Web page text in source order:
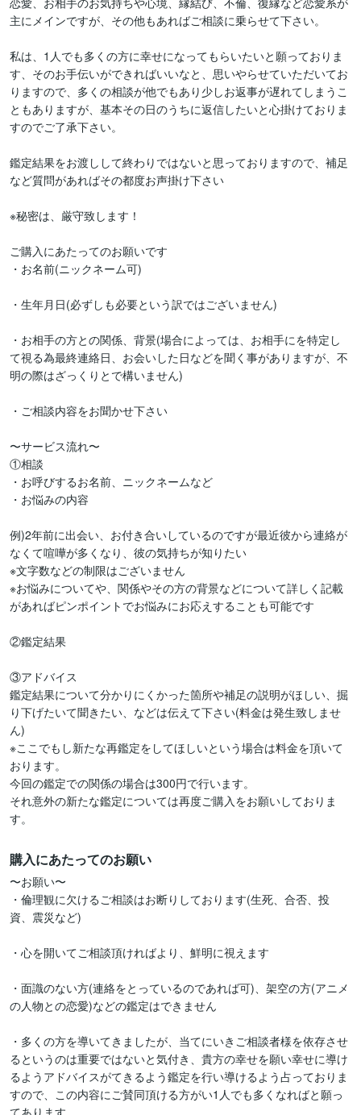
主にメインですが、その他もあればご相談に乗らせて下さい。
私は、1人でも多くの方に幸せになってもらいたいと願っておりま
す、そのお手伝いができればいいなと、思いやらせていただいてお
りますので、多くの相談が他でもあり少しお返事が遅れてしまうこ
ともありますが、基本その日のうちに返信したいと心掛けておりま
すのでご了承下さい。
鑑定結果をお渡しして終わりではないと思っておりますので、補足
など質問があればその都度お声掛け下さい
※秘密は、厳守致します！
ご購入にあたってのお願いです
・お名前(ニックネーム可)
・生年月日(必ずしも必要という訳ではございません)
・お相手の方との関係、背景(場合によっては、お相手にを特定し
て視る為最終連絡日、お会いした日などを聞く事がありますが、不
明の際はざっくりとで構いません)
・ご相談内容をお聞かせ下さい
〜サービス流れ〜
①相談
・お呼びするお名前、ニックネームなど
・お悩みの内容
例)2年前に出会い、お付き合いしているのですが最近彼から連絡が
なくて喧嘩が多くなり、彼の気持ちが知りたい
※文字数などの制限はございません
※お悩みについてや、関係やその方の背景などについて詳しく記載
があればピンポイントでお悩みにお応えすることも可能です
②鑑定結果
③アドバイス
鑑定結果について分かりにくかった箇所や補足の説明がほしい、掘
り下げたいて聞きたい、などは伝えて下さい(料金は発生致しませ
ん)
※ここでもし新たな再鑑定をしてほしいという場合は料金を頂いて
おります。
今回の鑑定での関係の場合は300円で行います。
それ意外の新たな鑑定については再度ご購入をお願いしておりま
す。
購入にあたってのお願い
〜お願い〜
・倫理観に欠けるご相談はお断りしております(生死、合否、投
資、震災など)
・心を開いてご相談頂ければより、鮮明に視えます
・面識のない方(連絡をとっているのであれば可)、架空の方(アニメ
の人物との恋愛)などの鑑定はできません
・多くの方を導いてきましたが、当てにいきご相談者様を依存させ
るというのは重要ではないと気付き、貴方の幸せを願い幸せに導け
るようアドバイスがてきるよう鑑定を行い導けるよう占っておりま
すので、この内容にご賛同頂ける方がい1人でも多くなればと願っ